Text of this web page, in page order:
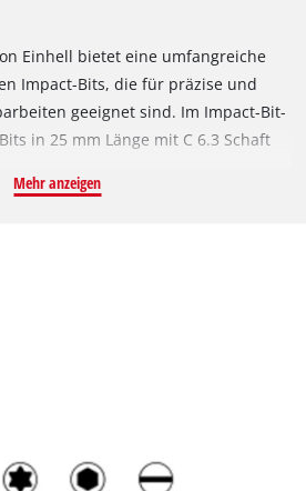
Einhell bietet eine umfangreiche
Impact-Bits, die für präzise und
geeignet sind. Im Impact-Bit-
in 25 mm Länge mit C 6.3 Schaft
/ 2x T15 / 3x T20 / 3x T25 / 2x T30 /
magnetischen Steckschlüssel sind
Mehr anzeigen